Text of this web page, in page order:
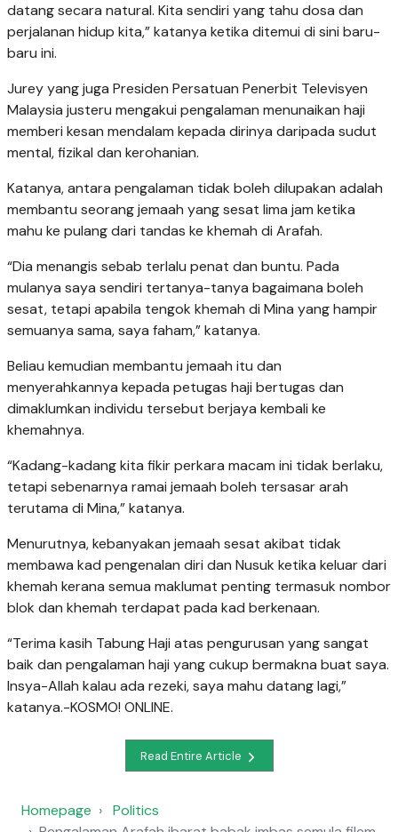
datang secara natural. Kita sendiri yang tahu dosa dan
perjalanan hidup kita,” katanya ketika ditemui di sini baru-
baru ini.
Jurey yang juga Presiden Persatuan Penerbit Televisyen
Malaysia justeru mengakui pengalaman menunaikan haji
memberi kesan mendalam kepada dirinya daripada sudut
mental, fizikal dan kerohanian.
Katanya, antara pengalaman tidak boleh dilupakan adalah
membantu seorang jemaah yang sesat lima jam ketika
mahu ke pulang dari tandas ke khemah di Arafah.
“Dia menangis sebab terlalu penat dan buntu. Pada
mulanya saya sendiri tertanya-tanya bagaimana boleh
sesat, tetapi apabila tengok khemah di Mina yang hampir
semuanya sama, saya faham,” katanya.
Beliau kemudian membantu jemaah itu dan
menyerahkannya kepada petugas haji bertugas dan
dimaklumkan individu tersebut berjaya kembali ke
khemahnya.
“Kadang-kadang kita fikir perkara macam ini tidak berlaku,
tetapi sebenarnya ramai jemaah boleh tersasar arah
terutama di Mina,” katanya.
Menurutnya, kebanyakan jemaah sesat akibat tidak
membawa kad pengenalan diri dan Nusuk ketika keluar dari
khemah kerana semua maklumat penting termasuk nombor
blok dan khemah terdapat pada kad berkenaan.
“Terima kasih Tabung Haji atas pengurusan yang sangat
baik dan pengalaman haji yang cukup bermakna buat saya.
Insya-Allah kalau ada rezeki, saya mahu datang lagi,”
katanya.-KOSMO! ONLINE.
Read Entire Article
Homepage
Politics